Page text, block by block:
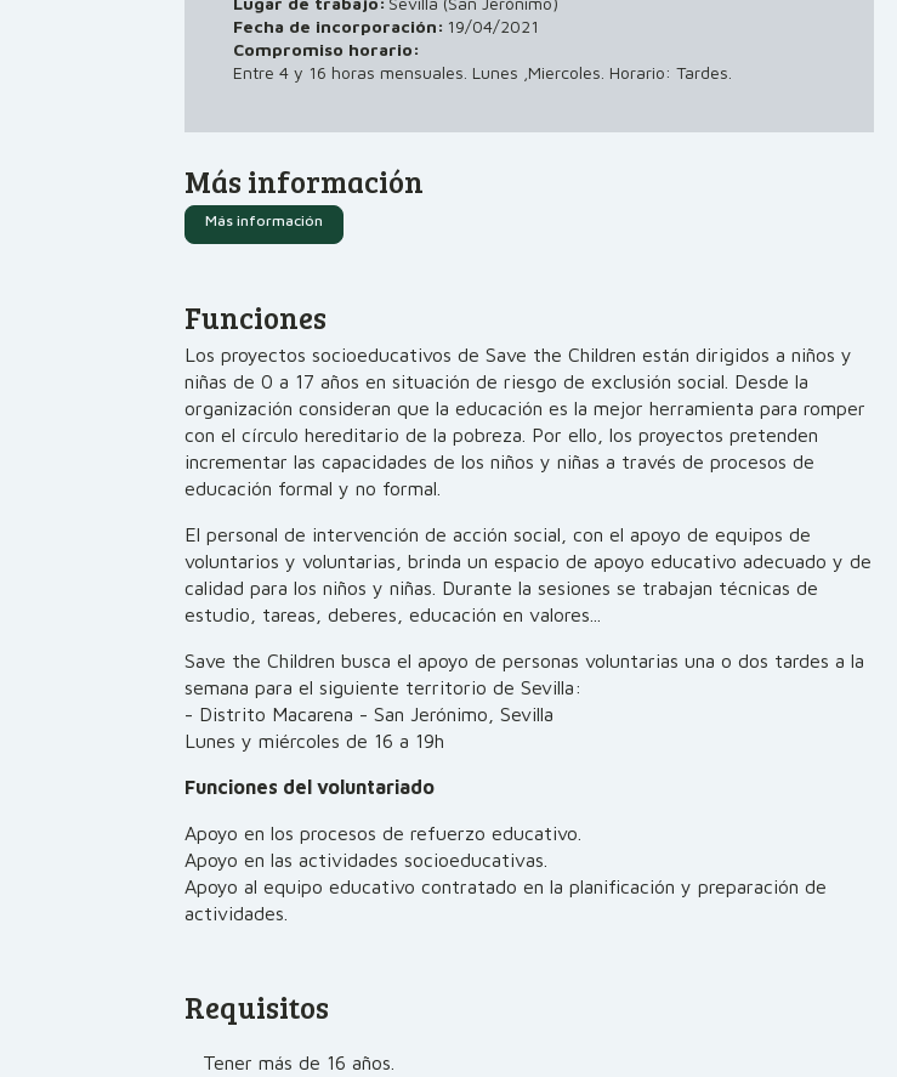
Fecha de incorporación: 19/04/2021
Compromiso horario:
Entre 4 y 16 horas mensuales. Lunes ,Miercoles. Horario: Tardes.
Más información
Más información
Funciones
Los proyectos socioeducativos de Save the Children están dirigidos a niños y
niñas de 0 a 17 años en situación de riesgo de exclusión social. Desde la
organización consideran que la educación es la mejor herramienta para romper
con el círculo hereditario de la pobreza. Por ello, los proyectos pretenden
incrementar las capacidades de los niños y niñas a través de procesos de
educación formal y no formal.
El personal de intervención de acción social, con el apoyo de equipos de
voluntarios y voluntarias, brinda un espacio de apoyo educativo adecuado y de
calidad para los niños y niñas. Durante la sesiones se trabajan técnicas de
estudio, tareas, deberes, educación en valores...
Save the Children busca el apoyo de personas voluntarias una o dos tardes a la
semana para el siguiente territorio de Sevilla:
- Distrito Macarena - San Jerónimo, Sevilla
Lunes y miércoles de 16 a 19h
Funciones del voluntariado
Apoyo en los procesos de refuerzo educativo.
Apoyo en las actividades socioeducativas.
Apoyo al equipo educativo contratado en la planificación y preparación de
actividades.
Requisitos
Tener más de 16 años.